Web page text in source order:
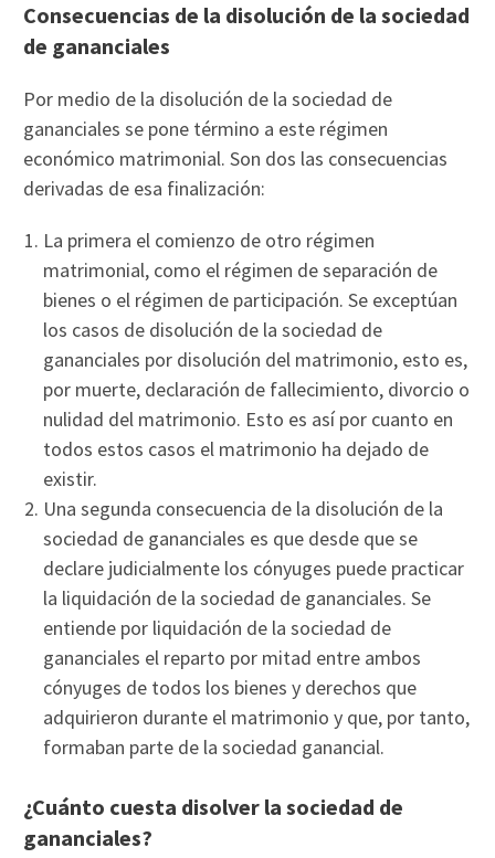
Consecuencias de la disolución de la sociedad
de gananciales
Por medio de la disolución de la sociedad de
gananciales se pone término a este régimen
económico matrimonial. Son dos las consecuencias
derivadas de esa finalización:
La primera el comienzo de otro régimen
matrimonial, como el régimen de separación de
bienes o el régimen de participación. Se exceptúan
los casos de disolución de la sociedad de
gananciales por disolución del matrimonio, esto es,
por muerte, declaración de fallecimiento, divorcio o
nulidad del matrimonio. Esto es así por cuanto en
todos estos casos el matrimonio ha dejado de
existir.
Una segunda consecuencia de la disolución de la
sociedad de gananciales es que desde que se
declare judicialmente los cónyuges puede practicar
la liquidación de la sociedad de gananciales. Se
entiende por liquidación de la sociedad de
gananciales el reparto por mitad entre ambos
cónyuges de todos los bienes y derechos que
adquirieron durante el matrimonio y que, por tanto,
formaban parte de la sociedad ganancial.
¿Cuánto cuesta disolver la sociedad de
gananciales?